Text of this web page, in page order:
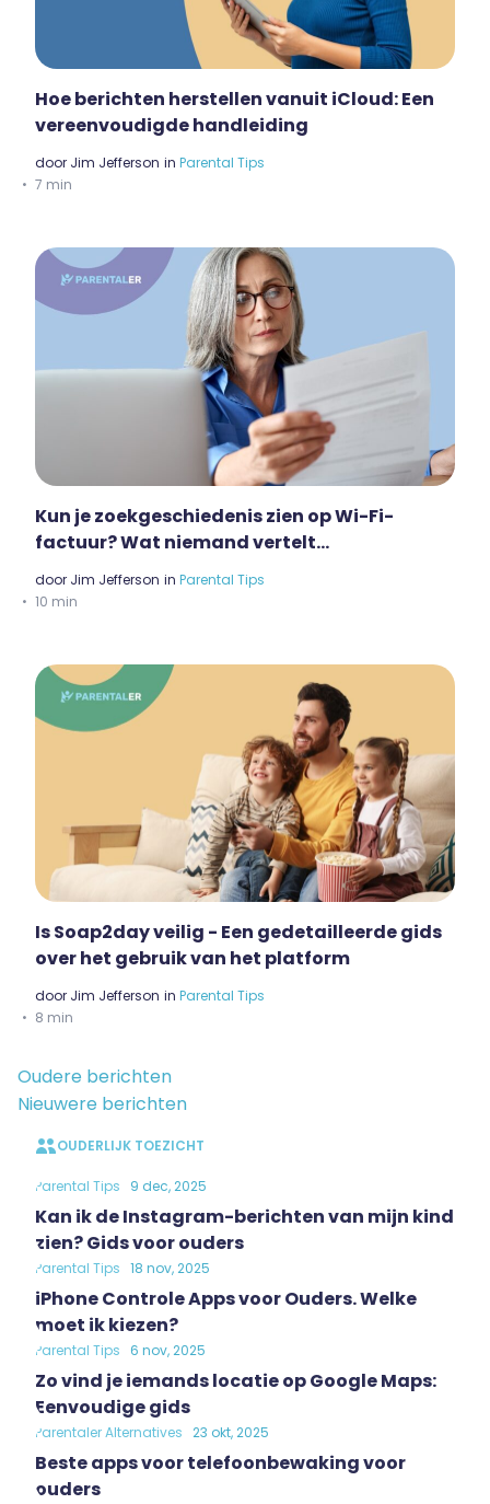
Hoe berichten herstellen vanuit iCloud: Een
vereenvoudigde handleiding
door Jim Jefferson in Parental Tips
7 min
Kun je zoekgeschiedenis zien op Wi-Fi-
factuur? Wat niemand vertelt...
door Jim Jefferson in Parental Tips
10 min
Is Soap2day veilig - Een gedetailleerde gids
over het gebruik van het platform
door Jim Jefferson in Parental Tips
8 min
Berichten
navigatie
Oudere berichten
Nieuwere berichten
OUDERLIJK TOEZICHT
Parental Tips 9 dec, 2025
Kan ik de Instagram-berichten van mijn kind
zien? Gids voor ouders
Parental Tips 18 nov, 2025
iPhone Controle Apps voor Ouders. Welke
moet ik kiezen?
Parental Tips 6 nov, 2025
Zo vind je iemands locatie op Google Maps:
Eenvoudige gids
Parentaler Alternatives 23 okt, 2025
Beste apps voor telefoonbewaking voor
ouders